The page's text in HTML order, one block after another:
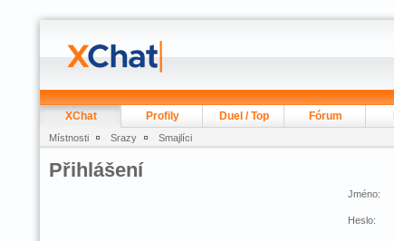
XChat Profily Duel / Top Fórum
Místnosti Srazy Smajlíci
Přihlášení
Jméno:
Heslo: